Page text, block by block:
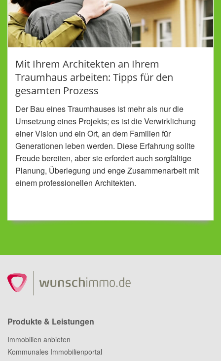
Mit Ihrem Architekten an Ihrem
Traumhaus arbeiten: Tipps für den
gesamten Prozess
Der Bau eines Traumhauses ist mehr als nur die
Umsetzung eines Projekts; es ist die Verwirklichung
einer Vision und ein Ort, an dem Familien für
Generationen leben werden. Diese Erfahrung sollte
Freude bereiten, aber sie erfordert auch sorgfältige
Planung, Überlegung und enge Zusammenarbeit mit
einem professionellen Architekten.
Produkte & Leistungen
Immobilien anbieten
Kommunales Immobilienportal